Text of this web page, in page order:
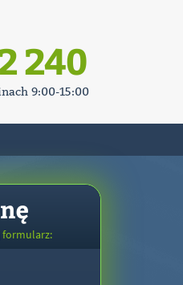
240
9:00-15:00
formularz: